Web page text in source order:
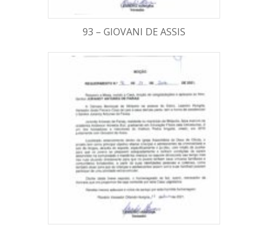
93 – GIOVANI DE ASSIS